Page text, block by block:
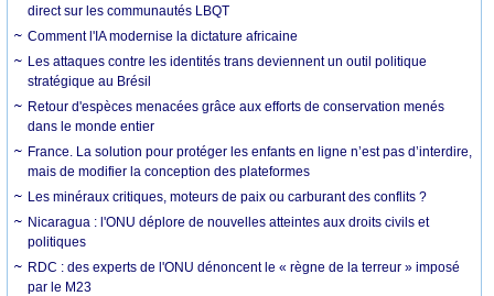
direct sur les communautés LBQT
Comment l'IA modernise la dictature africaine
Les attaques contre les identités trans deviennent un outil politique
stratégique au Brésil
Retour d'espèces menacées grâce aux efforts de conservation menés
dans le monde entier
France. La solution pour protéger les enfants en ligne n’est pas d’interdire,
mais de modifier la conception des plateformes
Les minéraux critiques, moteurs de paix ou carburant des conflits ?
Nicaragua : l'ONU déplore de nouvelles atteintes aux droits civils et
politiques
RDC : des experts de l'ONU dénoncent le « règne de la terreur » imposé
par le M23